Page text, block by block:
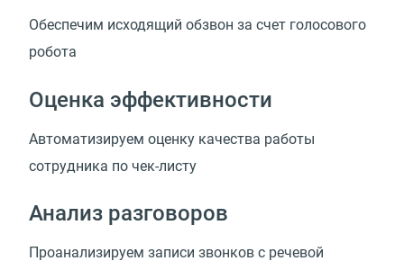
Обеспечим исходящий обзвон за счет голосового
робота
Оценка эффективности
Автоматизируем оценку качества работы
сотрудника по чек-листу
Анализ разговоров
Проанализируем записи звонков с речевой